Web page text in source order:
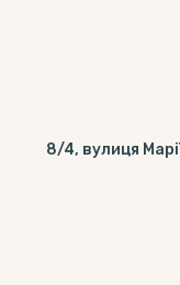
8/4, вулиця